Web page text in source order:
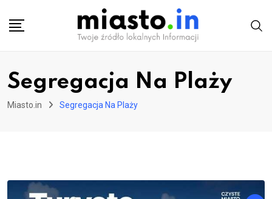
Segregacja Na Plaży
Miasto.in Segregacja Na Plaży